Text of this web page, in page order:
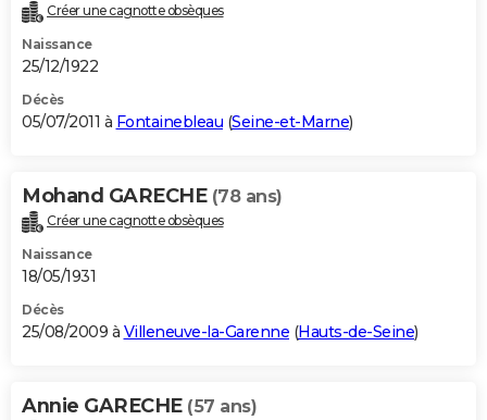
Créer une cagnotte obsèques
Naissance
25/12/1922
Décès
05/07/2011 à Fontainebleau (Seine-et-Marne)
Mohand GARECHE (78 ans)
Créer une cagnotte obsèques
Naissance
18/05/1931
Décès
25/08/2009 à Villeneuve-la-Garenne (Hauts-de-Seine)
Annie GARECHE (57 ans)